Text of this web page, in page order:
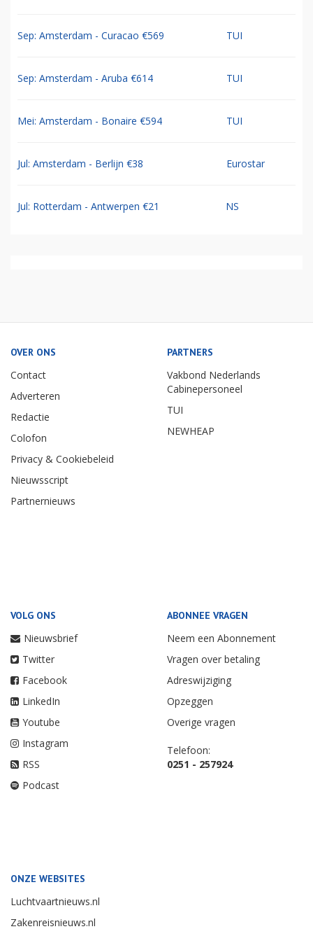
Sep: Amsterdam - Curacao €569 TUI
Sep: Amsterdam - Aruba €614 TUI
Mei: Amsterdam - Bonaire €594 TUI
Jul: Amsterdam - Berlijn €38 Eurostar
Jul: Rotterdam - Antwerpen €21 NS
OVER ONS
Contact
Adverteren
Redactie
Colofon
Privacy & Cookiebeleid
Nieuwsscript
Partnernieuws
PARTNERS
Vakbond Nederlands
Cabinepersoneel
TUI
NEWHEAP
VOLG ONS
Nieuwsbrief
Twitter
Facebook
LinkedIn
Youtube
Instagram
RSS
Podcast
ABONNEE VRAGEN
Neem een Abonnement
Vragen over betaling
Adreswijziging
Opzeggen
Overige vragen
Telefoon:
0251 - 257924
ONZE WEBSITES
Luchtvaartnieuws.nl
Zakenreisnieuws.nl